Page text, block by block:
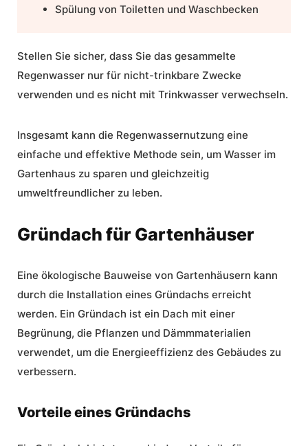
Spülung von Toiletten und Waschbecken
Stellen Sie sicher, dass Sie das gesammelte
Regenwasser nur für nicht-trinkbare Zwecke
verwenden und es nicht mit Trinkwasser verwechseln.
Insgesamt kann die Regenwassernutzung eine
einfache und effektive Methode sein, um Wasser im
Gartenhaus zu sparen und gleichzeitig
umweltfreundlicher zu leben.
Gründach für Gartenhäuser
Eine ökologische Bauweise von Gartenhäusern kann
durch die Installation eines Gründachs erreicht
werden. Ein Gründach ist ein Dach mit einer
Begrünung, die Pflanzen und Dämmmaterialien
verwendet, um die Energieeffizienz des Gebäudes zu
verbessern.
Vorteile eines Gründachs